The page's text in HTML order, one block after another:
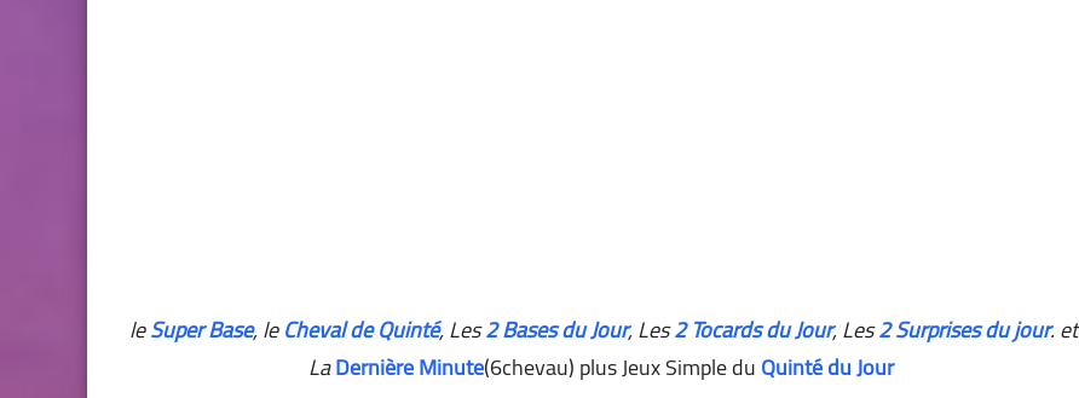
leSuper Base, leCheval de Quinté, Les2 Bases du Jour,Les2 Tocards du Jour, Les2 Surprises du jour. et
LaDernière Minute(6chevau) plus Jeux Simple duQuinté du Jour